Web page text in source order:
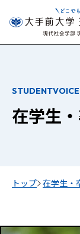
STUDENTVOICE
在学生
トップ 在学生・